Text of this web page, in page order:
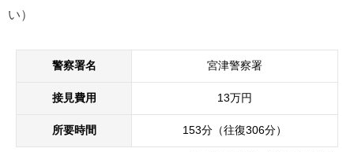
い）
警察署名 宮津警察署
接見費用 13万円
所要時間 153分（往復306分）